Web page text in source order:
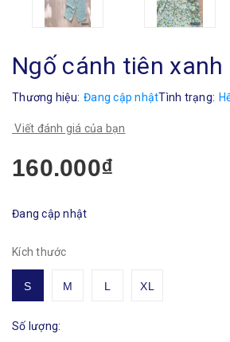
Ngố cánh tiên xanh
Thương hiệu: Đang cập nhậtTình trạng:
Viết đánh giá của bạn
160.000₫
Đang cập nhật
Kích thước
S M L XL
Số lượng: